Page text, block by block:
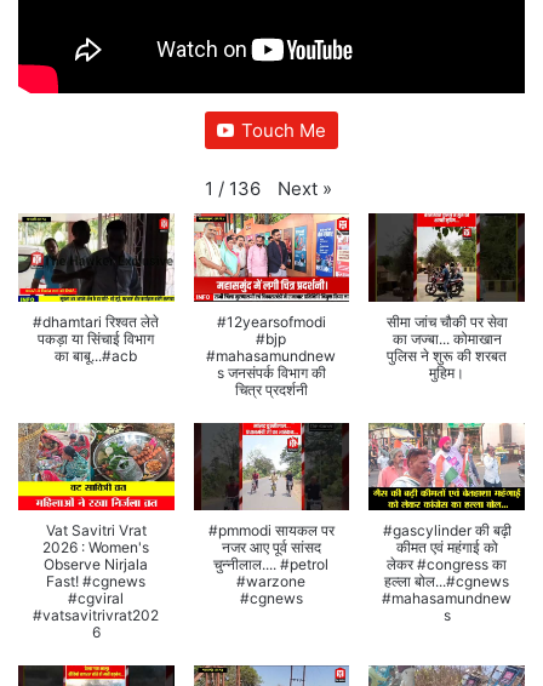
Touch Me
1 / 136 Next »
#dhamtari रिश्वत लेते
पकड़ा या सिंचाई विभाग
का बाबू...#acb
#12yearsofmodi
#bjp
#mahasamundnew
s जनसंपर्क विभाग की
चित्र प्रदर्शनी
सीमा जांच चौकी पर सेवा
का जज्बा... कोमाखान
पुलिस ने शुरू की शरबत
मुहिम।
Vat Savitri Vrat
2026 : Women's
Observe Nirjala
Fast! #cgnews
#cgviral
#vatsavitrivrat202
6
#pmmodi सायकल पर
नजर आए पूर्व सांसद
चुन्नीलाल.... #petrol
#warzone
#cgnews
#gascylinder की बढ़ी
कीमत एवं महंगाई को
लेकर #congress का
हल्ला बोल...#cgnews
#mahasamundnew
s